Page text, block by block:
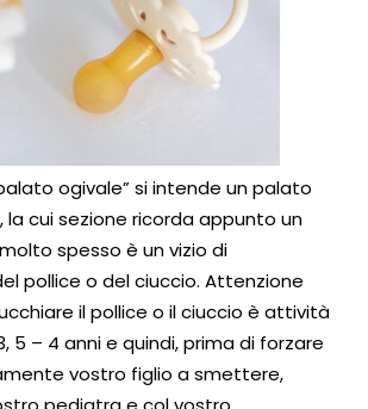
ogivale” si intende un palato
cui sezione ricorda appunto un
spesso è un vizio di
pollice o del ciuccio. Attenzione
il pollice o il ciuccio è attività
5 – 4 anni e quindi, prima di forzare
vostro figlio a smettere,